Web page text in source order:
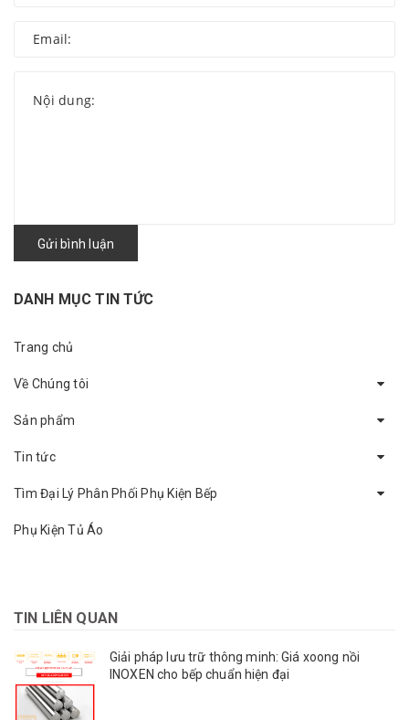
Gửi bình luận
DANH MỤC TIN TỨC
Trang chủ
Về Chúng tôi
Sản phẩm
Tin tức
Tìm Đại Lý Phân Phối Phụ Kiện Bếp
Phụ Kiện Tủ Áo
TIN LIÊN QUAN
Giải pháp lưu trữ thông minh: Giá xoong nồi
INOXEN cho bếp chuẩn hiện đại